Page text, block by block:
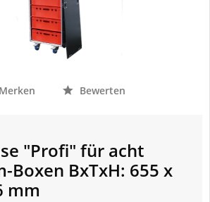
Merken Bewerten
"Profi" für acht
Boxen BxTxH: 655 x
mm